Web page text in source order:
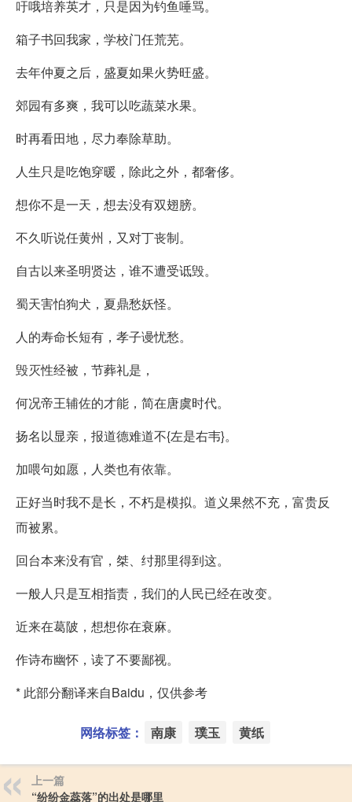
吁哦培养英才，只是因为钓鱼唾骂。
箱子书回我家，学校门任荒芜。
去年仲夏之后，盛夏如果火势旺盛。
郊园有多爽，我可以吃蔬菜水果。
时再看田地，尽力奉除草助。
人生只是吃饱穿暖，除此之外，都奢侈。
想你不是一天，想去没有双翅膀。
不久听说任黄州，又对丁丧制。
自古以来圣明贤达，谁不遭受诋毁。
蜀天害怕狗犬，夏鼎愁妖怪。
人的寿命长短有，孝子谩忧愁。
毁灭性经被，节葬礼是，
何况帝王辅佐的才能，简在唐虞时代。
扬名以显亲，报道德难道不{左是右韦}。
加喂句如愿，人类也有依靠。
正好当时我不是长，不朽是模拟。道义果然不充，富贵反
而被累。
回台本来没有官，桀、纣那里得到这。
一般人只是互相指责，我们的人民已经在改变。
近来在葛陂，想想你在衰麻。
作诗布幽怀，读了不要鄙视。
* 此部分翻译来自Baidu，仅供参考
网络标签： 南康 璞玉 黄纸
上一篇
“纷纷金蕊落”的出处是哪里